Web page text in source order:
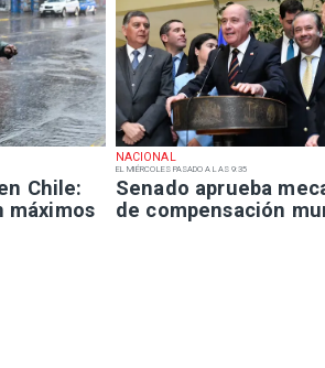
Chile:
máximos
NACIONAL
EL MIÉRCOLES PASADO A LAS 9:35
Senado aprueba
de compensación